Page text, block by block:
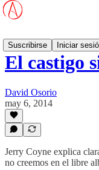
Suscribirse
Iniciar
El castigo
David Osorio
may 6, 2014
Jerry Coyne explica
no creemos en el libre